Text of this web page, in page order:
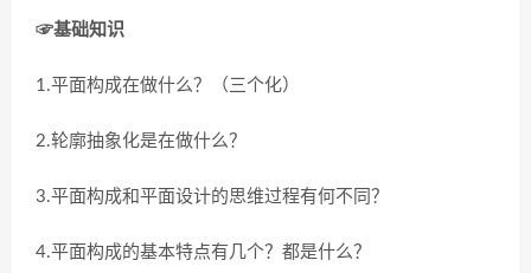
☞基础知识
1.平面构成在做什么？（三个化）
2.轮廓抽象化是在做什么？
3.平面构成和平面设计的思维过程有何不同？
4.平面构成的基本特点有几个？都是什么？